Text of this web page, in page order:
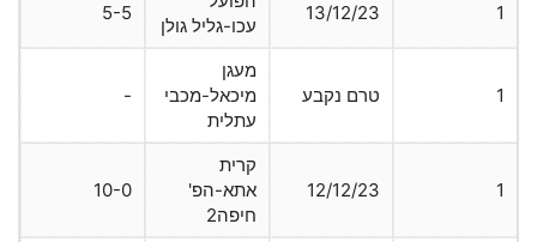
1
13/12/23
עכו-גליל גולן
5-5
1 טרם נקבע
מעגן
מיכאל-מכבי
עתלית
-
1
12/12/23
קרית
אתא-הפ'
חיפה2
10-0